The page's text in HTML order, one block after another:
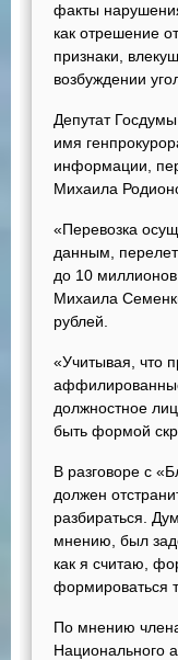
факты
как отрешение
признаки,
возбуждении
Депутат
имя
информации,
Михаила
«Перевозка
данным,
до 10 миллионов
Михаила
рублей.
«Учитывая, что
должностное
быть формой
В разговоре с
должен
разбираться.
мнению, был
как я считаю,
формироваться
По мнению
Национального